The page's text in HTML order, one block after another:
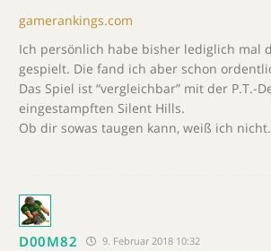
gamerankings.com
Ich persönlich habe bisher lediglich mal
gespielt. Die fand ich aber schon
Das Spiel ist “vergleichbar” mit der P.T.-
eingestampften Silent Hills.
Ob dir sowas taugen kann, weiß ich nicht.
D00M82 9. Februar 2018 10:32